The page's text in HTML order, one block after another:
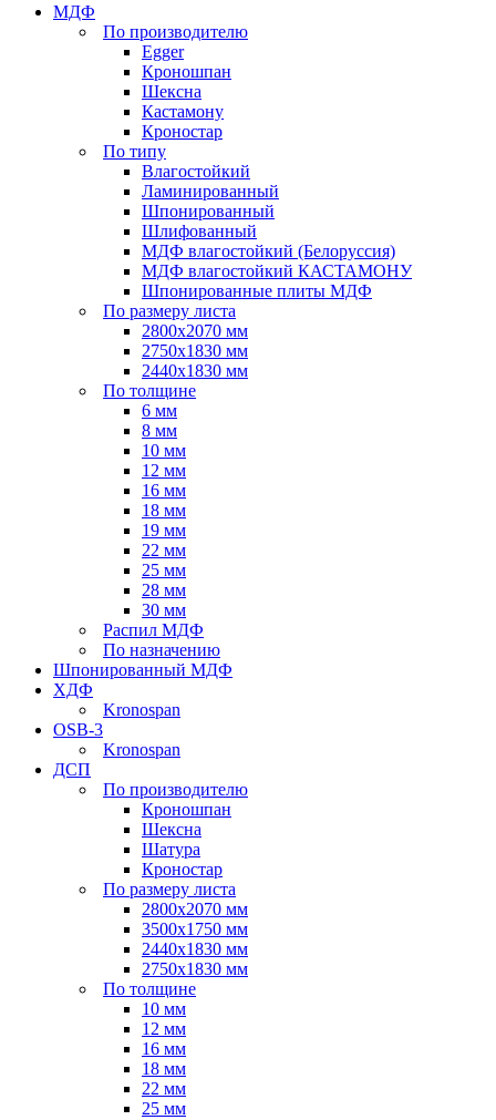
МДФ
По производителю
Egger
Кроношпан
Шексна
Кастамону
Кроностар
По типу
Влагостойкий
Ламинированный
Шпонированный
Шлифованный
МДФ влагостойкий (Белоруссия)
МДФ влагостойкий КАСТАМОНУ
Шпонированные плиты МДФ
По размеру листа
2800х2070 мм
2750х1830 мм
2440х1830 мм
По толщине
6 мм
8 мм
10 мм
12 мм
16 мм
18 мм
19 мм
22 мм
25 мм
28 мм
30 мм
Распил МДФ
По назначению
Шпонированный МДФ
ХДФ
Kronospan
OSB-3
Kronospan
ДСП
По производителю
Кроношпан
Шексна
Шатура
Кроностар
По размеру листа
2800х2070 мм
3500х1750 мм
2440х1830 мм
2750х1830 мм
По толщине
10 мм
12 мм
16 мм
18 мм
22 мм
25 мм